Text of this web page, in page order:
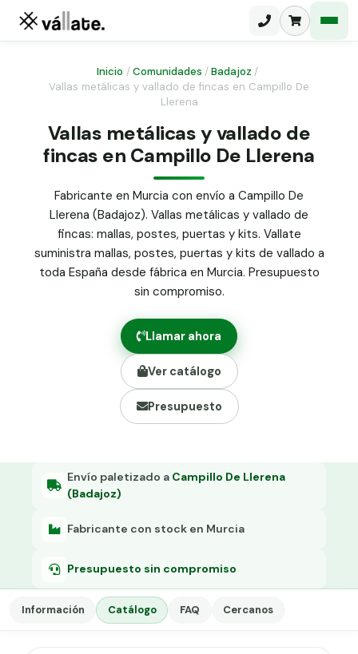
Malla electrosoldada
Malla ganadera
Malla triple torsión
Panel malla H.
Puerta abatible dos hojas
Puerta acceso peatonal
Poste malla Hércules
Poste malla simple torsión
Alambre de espino galvanizado
Alambre liso galvanizado
Malla ocultación 70 g/m² verde
Abrazadera PVC malla H.
Grapa malla H.
Grapadora
Inicio /Comunidades /Badajoz /
Vallas metálicas y vallado de fincas en Campillo De
Llerena
Vallas metálicas y vallado de
fincas en Campillo De Llerena
Fabricante en Murcia con envío a Campillo De
Llerena (Badajoz). Vallas metálicas y vallado de
fincas: mallas, postes, puertas y kits. Vallate
suministra mallas, postes, puertas y kits de vallado a
toda España desde fábrica en Murcia. Presupuesto
sin compromiso.
Llamar ahora
Ver catálogo
Presupuesto
Envío paletizado a Campillo De Llerena
(Badajoz)
Fabricante con stock en Murcia
Presupuesto sin compromiso
Información Catálogo FAQ Cercanos